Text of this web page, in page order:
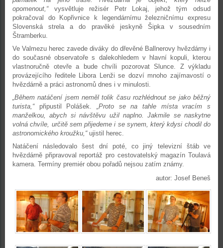
opomenout,“ vysvětluje režisér Petr Lokaj, jehož tým odsud
pokračoval do Kopřivnice k legendárnímu železničnímu expresu
Slovenská strela a do pravěké jeskyně Šipka v sousedním
Štramberku.
Ve Valmezu herec zavede diváky do dřevěné Ballnerovy hvězdárny i
do současné observatoře s dalekohledem v hlavní kopuli, kterou
vlastnoručně otevře a bude chvíli pozorovat Slunce. Z výkladu
provázejícího ředitele Libora Lenži se dozví mnoho zajímavostí o
hvězdárně a práci astronomů dnes i v minulosti.
„Během natáčení jsem neměl tolik času rozhlédnout se jako běžný
turista,“připustil Polášek. „Proto se na tahle místa vracím s
manželkou, abych si návštěvu užil naplno. Jakmile se naskytne
volná chvíle, určitě sem přijedeme i se synem, který kdysi chodil do
astronomického kroužku,“ujistil herec.
Natáčení následovalo šest dní poté, co jiný televizní štáb ve
hvězdárně připravoval reportáž pro cestovatelský magazín Toulavá
kamera. Termíny premiér obou pořadů nejsou zatím známy.
autor: Josef Beneš